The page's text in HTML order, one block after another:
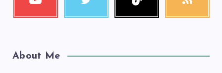
About Me